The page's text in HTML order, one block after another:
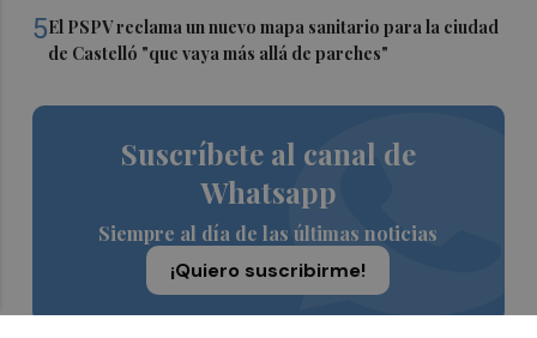
5El PSPV reclama un nuevo mapa sanitario para la ciudad
de Castelló "que vaya más allá de parches"
Suscríbete al canal de
Whatsapp
Siempre al día de las últimas noticias
¡Quiero suscribirme!